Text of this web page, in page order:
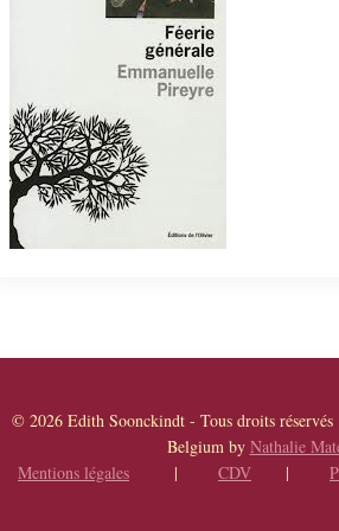
© 2026 Edith Soonckindt - Tous droits
Belgium by Nathalie
Mentions légales | CDV |